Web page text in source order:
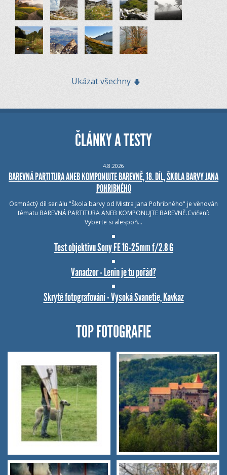
Ukázat všechny
ČLÁNKY A TESTY
4.8.2026
BAREVNÁ PARTITURA ANEB KOMPONUJTE BAREVNĚ, 18. DÍL, ŠKOLA BARVY JANA
POHRIBNÉHO
Osmnáctý díl seriálu "Škola barvy od Mistra Jana Pohribného" je věnován
tématu BAREVNÁ PARTITURA ANEB KOMPONUJTE BAREVNĚ.Cvičení:
Vyberte si alespoň…
Test objektivu Sony FE 16-25mm f/2.8 G
Vanadzor - Lenin je tu pořád?
Skryté fotografování - Vysoká Svanetie, Kavkaz
TOP FOTOGRAFIE